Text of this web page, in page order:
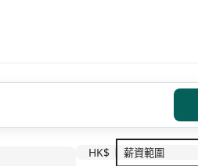
HK$